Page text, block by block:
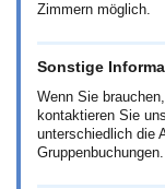
Zimmern möglich.
Sonstige
Wenn Sie
kontaktieren Sie
unterschiedlich die
Gruppenbuchungen.